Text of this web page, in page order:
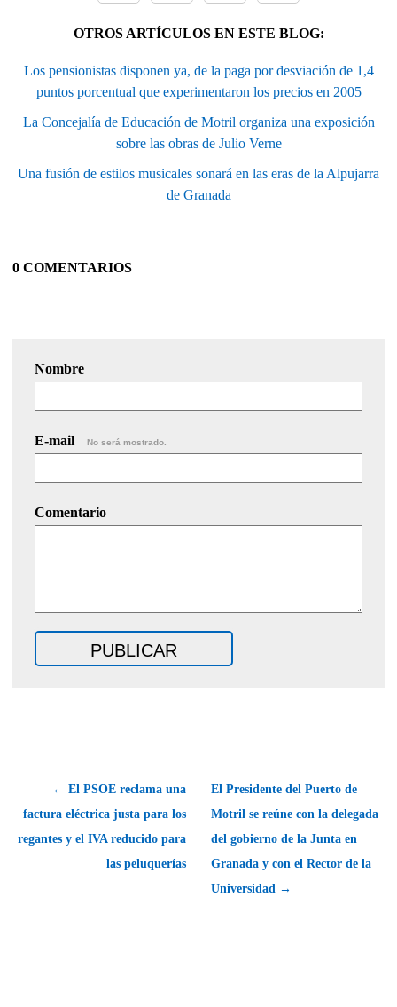
OTROS ARTÍCULOS EN ESTE BLOG:
Los pensionistas disponen ya, de la paga por desviación de 1,4
puntos porcentual que experimentaron los precios en 2005
La Concejalía de Educación de Motril organiza una exposición
sobre las obras de Julio Verne
Una fusión de estilos musicales sonará en las eras de la Alpujarra
de Granada
0 COMENTARIOS
Nombre
E-mail No será mostrado.
Comentario
← El PSOE reclama una
factura eléctrica justa para los
regantes y el IVA reducido para
las peluquerías
El Presidente del Puerto de
Motril se reúne con la delegada
del gobierno de la Junta en
Granada y con el Rector de la
Universidad →